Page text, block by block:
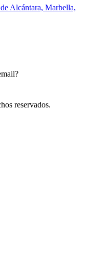
Alcántara, Marbella,
reservados.